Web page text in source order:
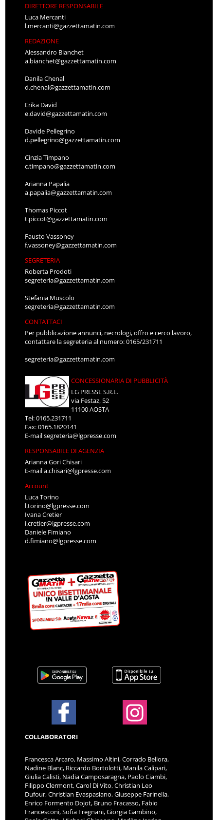
DIRETTORE RESPONSABILE
Luca Mercanti
l.mercanti@gazzettamatin.com
REDAZIONE
Alessandro Bianchet
a.bianchet@gazzettamatin.com
Danila Chenal
d.chenal@gazzettamatin.com
Erika David
e.david@gazzettamatin.com
Davide Pellegrino
d.pellegrino@gazzettamatin.com
Cinzia Timpano
c.timpano@gazzettamatin.com
Arianna Papalia
a.papalia@gazzettamatin.com
Thomas Piccot
t.piccot@gazzettamatin.com
Fausto Vassoney
f.vassoney@gazzettamatin.com
SEGRETERIA
Roberta Prodoti
segreteria@gazzettamatin.com
Stefania Muscolo
segreteria@gazzettamatin.com
CONTATTACI
Per pubblicazione annunci, necrologi, offro e cerco lavoro,
contattare la segreteria al numero: 0165/231711
segreteria@gazzettamatin.com
CONCESSIONARIA DI PUBBLICITÀ
LG PRESSE S.R.L.
via Festaz, 52
11100 AOSTA
Tel: 0165.231711
Fax: 0165.1820141
E-mailsegreteria@lgpresse.com
RESPONSABILE DI AGENZIA
Arianna Gori Chisari
E-maila.chisari@lgpresse.com
Account
Luca Torino
l.torino@lgpresse.com
Ivana Cretier
i.cretier@lgpresse.com
Daniele Fimiano
d.fimiano@lgpresse.com
COLLABORATORI
Francesca Arcaro, Massimo Altini, Corrado Bellora,
Nadine Blanc, Riccardo Bortolotti, Manila Calipari,
Giulia Calisti, Nadia Camposaragna, Paolo Ciambi,
Filippo Clermont, Carol Di Vito, Christian Leo
Dufour, Christian Evaspasiano, Giuseppe Farinella,
Enrico Formento Dojot, Bruno Fracasso, Fabio
Francesconi, Sofia Fregnani, Giorgia Gambino,